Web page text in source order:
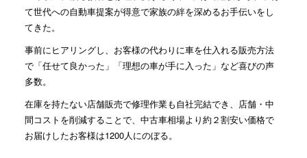
て世代への自動車提案が得意で家族の絆を深めるお手伝いをし
てきた。
事前にヒアリングし、お客様の代わりに車を仕入れる販売方法
で「任せて良かった」「理想の車が手に入った」など喜びの声
多数。
在庫を持たない店舗販売で修理作業も自社完結でき、店舗・中
間コストを削減することで、中古車相場より約２割安い価格で
お届けしたお客様は1200人にのぼる。